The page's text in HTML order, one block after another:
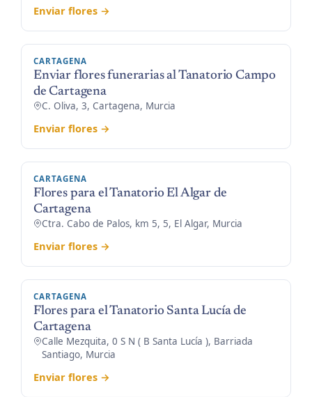
Enviar flores →
CARTAGENA
Enviar flores funerarias al Tanatorio Campo
de Cartagena
C. Oliva, 3, Cartagena, Murcia
Enviar flores →
CARTAGENA
Flores para el Tanatorio El Algar de
Cartagena
Ctra. Cabo de Palos, km 5, 5, El Algar, Murcia
Enviar flores →
CARTAGENA
Flores para el Tanatorio Santa Lucía de
Cartagena
Calle Mezquita, 0 S N ( B Santa Lucía ), Barriada
Santiago, Murcia
Enviar flores →